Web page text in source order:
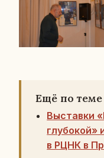
Ещё по теме
Выставки
глубокой»
в РЦНК в